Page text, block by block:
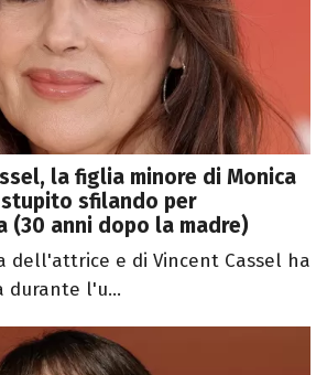
la figlia minore di Monica
stupito sfilando per
(30 anni dopo la madre)
dell'attrice e di Vincent Cassel ha
durante l'u...